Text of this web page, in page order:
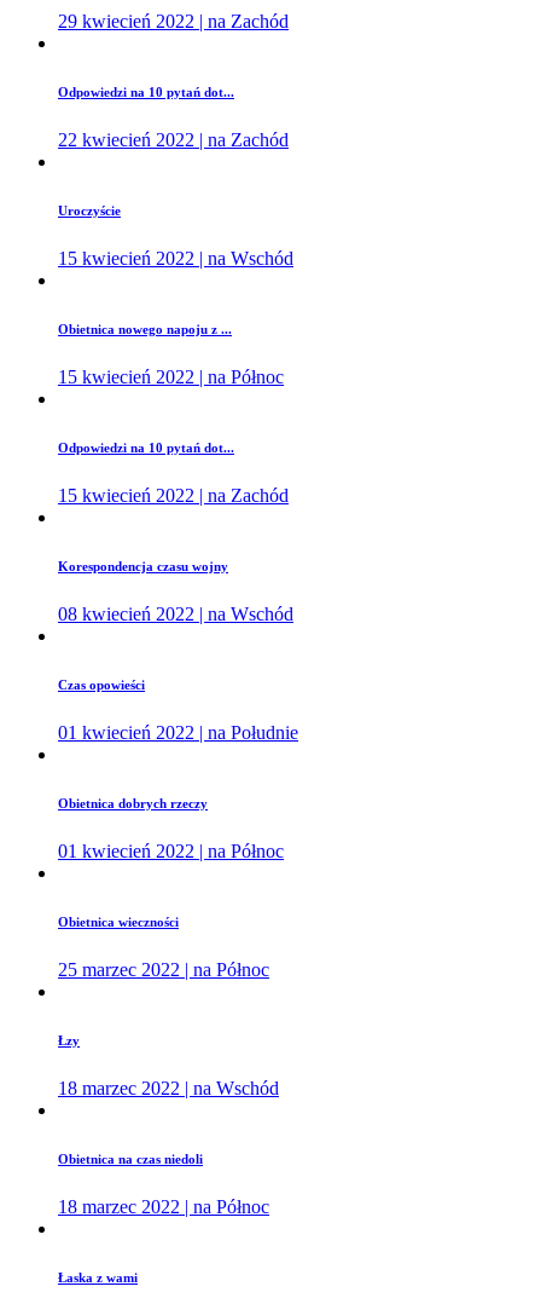
29 kwiecień 2022 | na Zachód
Odpowiedzi na 10 pytań dot...
22 kwiecień 2022 | na Zachód
Uroczyście
15 kwiecień 2022 | na Wschód
Obietnica nowego napoju z ...
15 kwiecień 2022 | na Północ
Odpowiedzi na 10 pytań dot...
15 kwiecień 2022 | na Zachód
Korespondencja czasu wojny
08 kwiecień 2022 | na Wschód
Czas opowieści
01 kwiecień 2022 | na Południe
Obietnica dobrych rzeczy
01 kwiecień 2022 | na Północ
Obietnica wieczności
25 marzec 2022 | na Północ
Łzy
18 marzec 2022 | na Wschód
Obietnica na czas niedoli
18 marzec 2022 | na Północ
Łaska z wami